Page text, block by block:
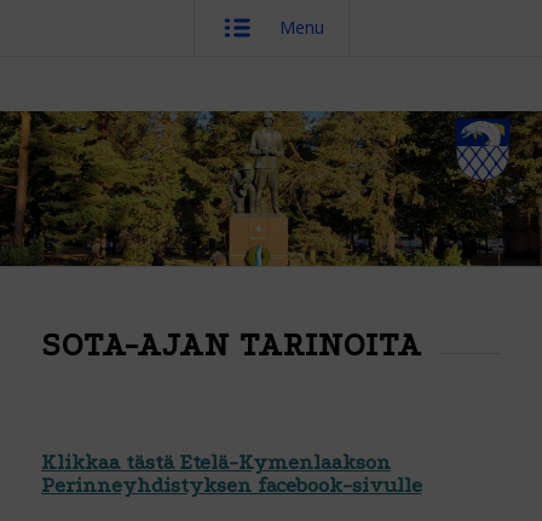
Menu
SOTA-AJAN TARINOITA
Klikkaa tästä Etelä-Kymenlaakson
Perinneyhdistyksen facebook-sivulle